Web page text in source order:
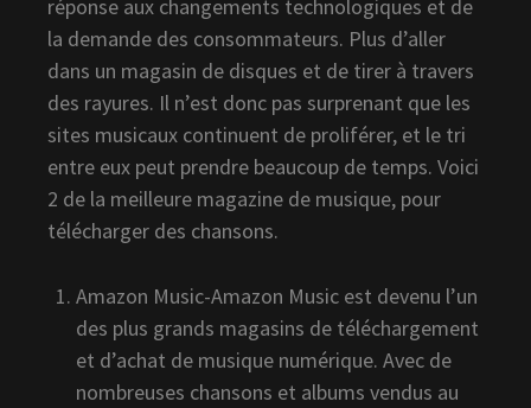
réponse aux changements technologiques et de
la demande des consommateurs. Plus d’aller
dans un magasin de disques et de tirer à travers
des rayures. Il n’est donc pas surprenant que les
sites musicaux continuent de proliférer, et le tri
entre eux peut prendre beaucoup de temps. Voici
2 de la meilleure magazine de musique, pour
télécharger des chansons.
Amazon Music-Amazon Music est devenu l’un
des plus grands magasins de téléchargement
et d’achat de musique numérique. Avec de
nombreuses chansons et albums vendus au